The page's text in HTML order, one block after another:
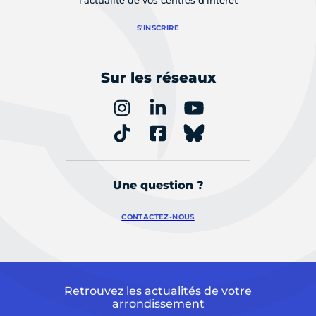
S'INSCRIRE
Sur les réseaux
Une question ?
CONTACTEZ-NOUS
Retrouvez les actualités de votre
arrondissement